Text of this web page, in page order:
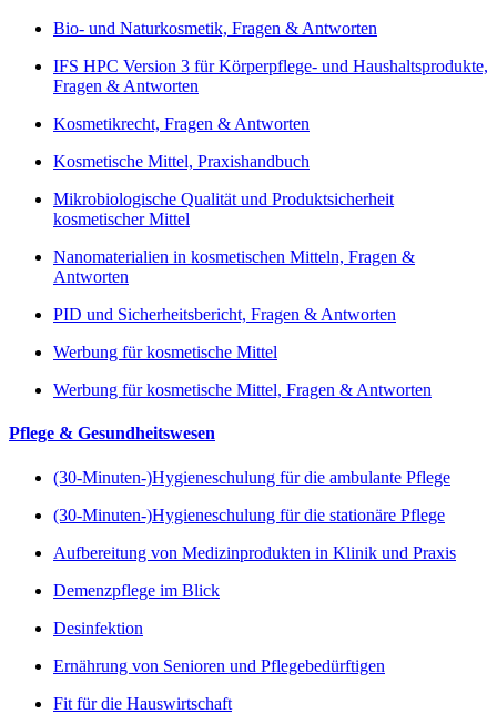
Bio- und Naturkosmetik, Fragen & Antworten
IFS HPC Version 3 für Körperpflege- und Haushaltsprodukte,
Fragen & Antworten
Kosmetikrecht, Fragen & Antworten
Kosmetische Mittel, Praxishandbuch
Mikrobiologische Qualität und Produktsicherheit
kosmetischer Mittel
Nanomaterialien in kosmetischen Mitteln, Fragen &
Antworten
PID und Sicherheitsbericht, Fragen & Antworten
Werbung für kosmetische Mittel
Werbung für kosmetische Mittel, Fragen & Antworten
Pflege & Gesundheitswesen
(30-Minuten-)Hygieneschulung für die ambulante Pflege
(30-Minuten-)Hygieneschulung für die stationäre Pflege
Aufbereitung von Medizinprodukten in Klinik und Praxis
Demenzpflege im Blick
Desinfektion
Ernährung von Senioren und Pflegebedürftigen
Fit für die Hauswirtschaft